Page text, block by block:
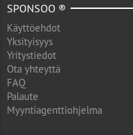
SPONSOO ®
Käyttöehdot
Yksityisyys
Yritystiedot
Ota yhteyttä
FAQ
Palaute
Myyntiagenttiohjelma